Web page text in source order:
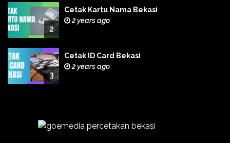
2
Cetak Kartu Nama Bekasi
2 years ago
3
Cetak ID Card Bekasi
2 years ago